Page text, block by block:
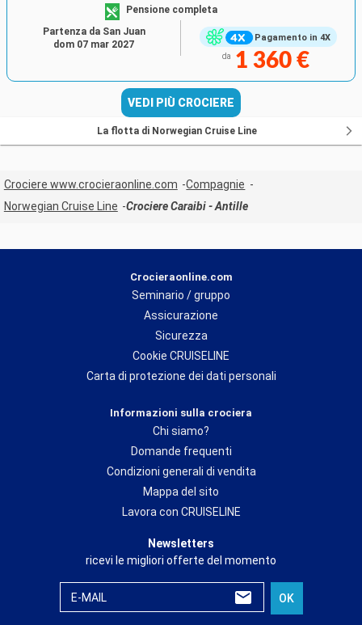
Pagamento in 4X
Pensione completa
da 1 360 €
Partenza da San Juan
dom 07 mar 2027
VEDI PIÙ CROCIERE
La flotta di Norwegian Cruise Line
Crociere www.crocieraonline.com
Compagnie
Norwegian Cruise Line
Crociere Caraibi - Antille
Crocieraonline.com
Seminario / gruppo
Assicurazione
Sicurezza
Cookie CRUISELINE
Carta di protezione dei dati personali
Informazioni sulla crociera
Chi siamo?
Domande frequenti
Condizioni generali di vendita
Mappa del sito
Lavora con CRUISELINE
Newsletters
ricevi le migliori offerte del momento
E-MAIL OK